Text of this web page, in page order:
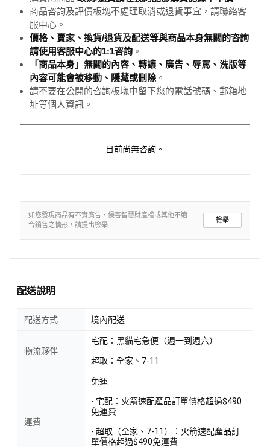
商品咨詢及評價板塊不處理取消或退貨事宜，請聯絡客
服中心。
價格、賣家、換貨/退貨及配送等與商品本身無關的咨詢
請使用客服中心的1:1咨詢 。
「商品本身」無關的內容、轉讓、廣告、辱罵、洗版等
內容可能會被移動、隱藏或刪除。
請不要在公開的咨詢板塊中留下您的電話號碼、郵箱地
址等個人資訊。
目前尚無咨詢。
如您發現商品有不實廣告、侵害智慧財產權或其他不適
合銷售之情形，請提出檢舉
檢舉
配送說明
配送方式 境內配送
物流夥伴
宅配：黑貓宅急便（週一到週六）
超取：全家、7-11
運費
免運
- 宅配：火箭速配產品訂單價格超過$490
免運費
- 超取（全家、7-11）：火箭速配產品訂
單價格超過$490免運費